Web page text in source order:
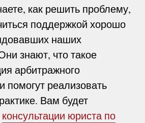
как решить проблему,
поддержкой хорошо
наших
знают, что такое
арбитражного
помогут реализовать
Вам будет
консультации юриста по